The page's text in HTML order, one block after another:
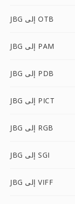
JBG إلى OTB
JBG إلى PAM
JBG إلى PDB
JBG إلى PICT
JBG إلى RGB
JBG إلى SGI
JBG إلى VIFF